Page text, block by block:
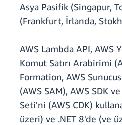
Asya Pasifik (Singapur,
(Frankfurt, İrlanda,
AWS Lambda API, AWS
Komut Satırı Arabirimi
Formation, AWS
(AWS SAM), AWS SDK
Seti'ni (AWS CDK)
üzeri) ve .NET 8'de (ve